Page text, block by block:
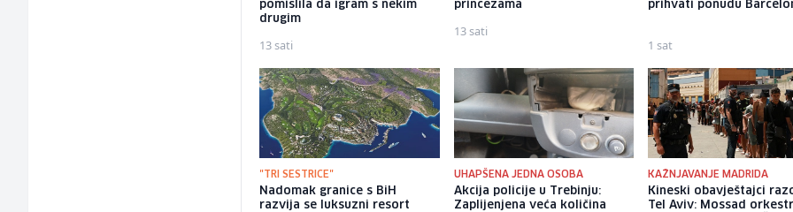
pomislila da igram s nekim
drugim
13 sati
princezama
13 sati
prihvati ponudu
1 sat
"TRI SESTRICE"
Nadomak granice s BiH
razvija se luksuzni resort
UHAPŠENA JEDNA OSOBA
Akcija policije u Trebinju:
Zaplijenjena veća količina
KAŽNJAVANJE MADRIDA
Kineski obavještajci
Tel Aviv: Mossad